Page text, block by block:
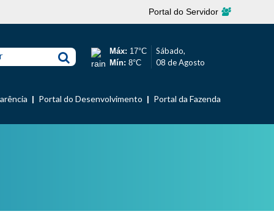
Portal do Servidor
Máx: 17°C
Mín: 8°C
Sábado,
08 de Agosto
Portal do Desenvolvimento Portal da Fazenda